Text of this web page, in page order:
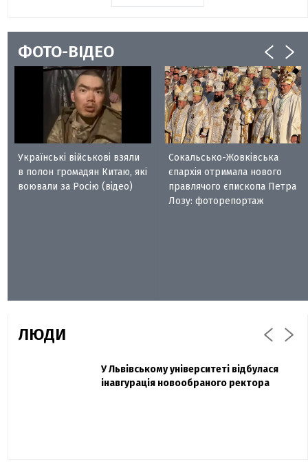
ФОТО-ВІДЕО
Українські військові взяли
в полон громадян Китаю, які
воювали за Росію (відео)
Сокальсько-Жовківська
єпархія отримала нового
правлячого єпископа Петра
Лозу: фоторепортаж
ЛЮДИ
Павло Дак
Захисник "Азовсталі" Діанов вдруге
одружився та показав фото з весілля
У Львівському університеті відбулася
інавгурація новообраного ректора